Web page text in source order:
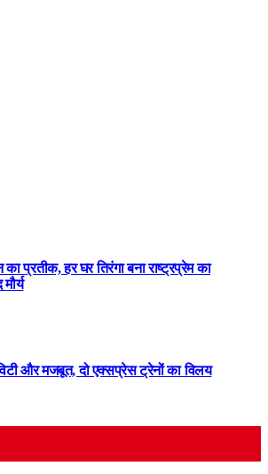
का प्रतीक, हर घर तिरंगा बना राष्ट्रप्रेम का
और मजबूत, दो एक्सप्रेस ट्रेनों का विलय